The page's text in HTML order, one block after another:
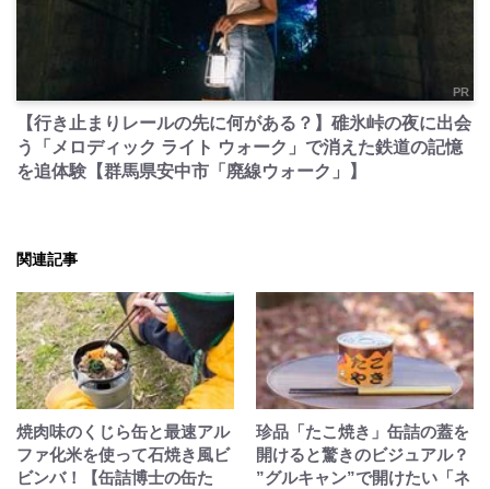
PR
【行き止まりレールの先に何がある？】碓氷峠の夜に出会
う「メロディック ライト ウォーク」で消えた鉄道の記憶
を追体験【群馬県安中市「廃線ウォーク」】
関連記事
焼肉味のくじら缶と最速アル
ファ化米を使って石焼き風ビ
ビンバ！【缶詰博士の缶た
珍品「たこ焼き」缶詰の蓋を
開けると驚きのビジュアル？
”グルキャン”で開けたい「ネ